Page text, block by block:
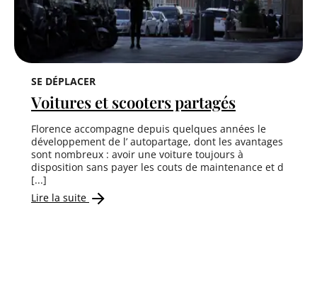
SE DÉPLACER
Voitures et scooters partagés
Florence accompagne depuis quelques années le
développement de l’ autopartage, dont les avantages
sont nombreux : avoir une voiture toujours à
disposition sans payer les couts de maintenance et d
[...]
Lire la suite